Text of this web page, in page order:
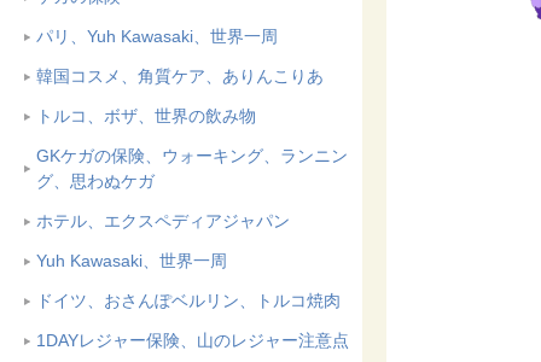
パリ、Yuh Kawasaki、世界一周
韓国コスメ、角質ケア、ありんこりあ
トルコ、ボザ、世界の飲み物
GKケガの保険、ウォーキング、ランニン
グ、思わぬケガ
ホテル、エクスペディアジャパン
Yuh Kawasaki、世界一周
ドイツ、おさんぽベルリン、トルコ焼肉
1DAYレジャー保険、山のレジャー注意点